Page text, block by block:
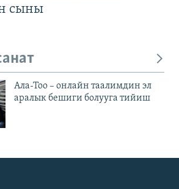
сыны
Ала-Тоо – онлайн таалимдин эл
аралык бешиги болууга тийиш